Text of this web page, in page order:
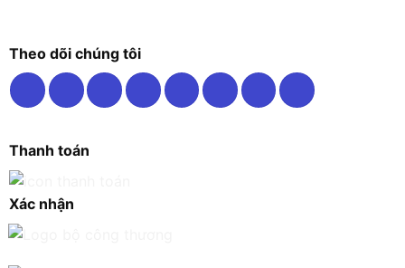
Theo dõi chúng tôi
Thanh toán
Xác nhận